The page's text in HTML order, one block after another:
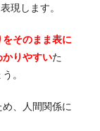
現します。
そのまま表に
かりやすいた
。
、人間関係に